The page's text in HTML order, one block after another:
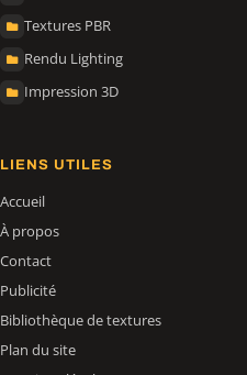
Textures PBR
Rendu Lighting
Impression 3D
LIENS UTILES
Accueil
À propos
Contact
Publicité
Bibliothèque de textures
Plan du site